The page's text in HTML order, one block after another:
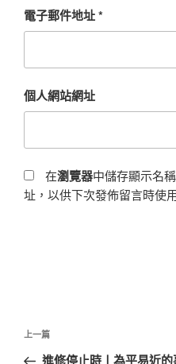
電子郵件地址*
個人網站網址
在瀏覽器中儲存顯示名
址，以供下次發佈留言時使
文
上
一
上一篇
進修停止時丨為平易近